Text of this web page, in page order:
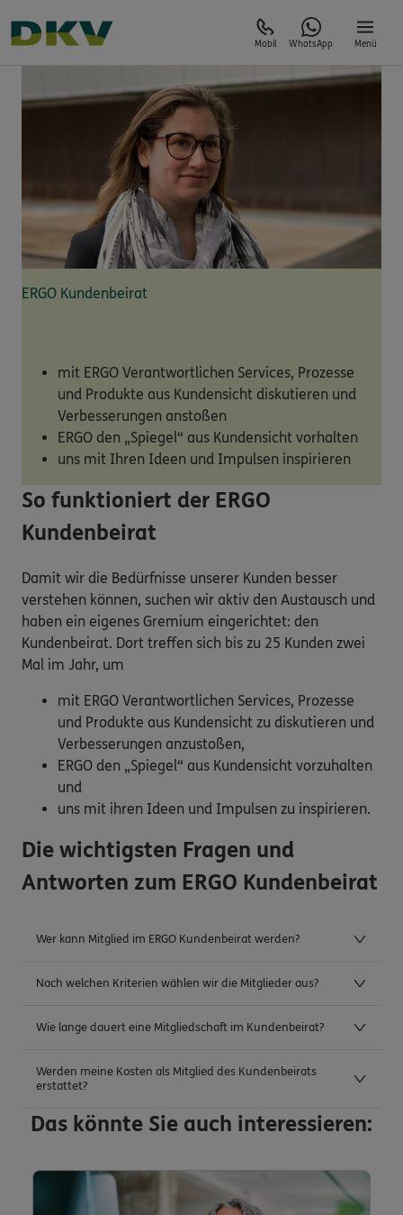
Mobil WhatsApp Menü
ERGO Kundenbeirat
mit ERGO Verantwortlichen Services, Prozesse
und Produkte aus Kundensicht diskutieren und
Verbesserungen anstoßen
ERGO den „Spiegel“ aus Kundensicht vorhalten
uns mit Ihren Ideen und Impulsen inspirieren
So funktioniert der ERGO
Kundenbeirat
Damit wir die Bedürfnisse unserer Kunden besser
verstehen können, suchen wir aktiv den Austausch und
haben ein eigenes Gremium eingerichtet: den
Kundenbeirat. Dort treffen sich bis zu 25 Kunden zwei
Mal im Jahr, um
mit ERGO Verantwortlichen Services, Prozesse
und Produkte aus Kundensicht zu diskutieren und
Verbesserungen anzustoßen,
ERGO den „Spiegel“ aus Kundensicht vorzuhalten
und
uns mit ihren Ideen und Impulsen zu inspirieren.
Die wichtigsten Fragen und
Antworten zum ERGO Kundenbeirat
Wer kann Mitglied im ERGO Kundenbeirat werden?
Nach welchen Kriterien wählen wir die Mitglieder aus?
Wie lange dauert eine Mitgliedschaft im Kundenbeirat?
Werden meine Kosten als Mitglied des Kundenbeirats
erstattet?
Das könnte Sie auch interessieren: